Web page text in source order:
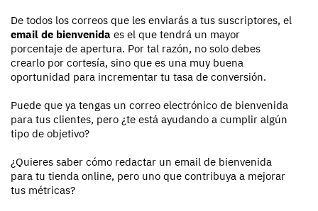
De todos los correos que les enviarás a tus suscriptores, el
email de bienvenida es el que tendrá un mayor
porcentaje de apertura. Por tal razón, no solo debes
crearlo por cortesía, sino que es una muy buena
oportunidad para incrementar tu tasa de conversión.
Puede que ya tengas un correo electrónico de bienvenida
para tus clientes, pero ¿te está ayudando a cumplir algún
tipo de objetivo?
¿Quieres saber cómo redactar un email de bienvenida
para tu tienda online, pero uno que contribuya a mejorar
tus métricas?